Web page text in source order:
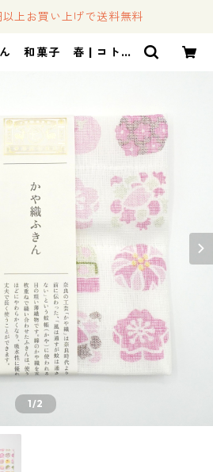
上お買い上げで送料無料
ん 和菓子 春 | コトノ
1/2